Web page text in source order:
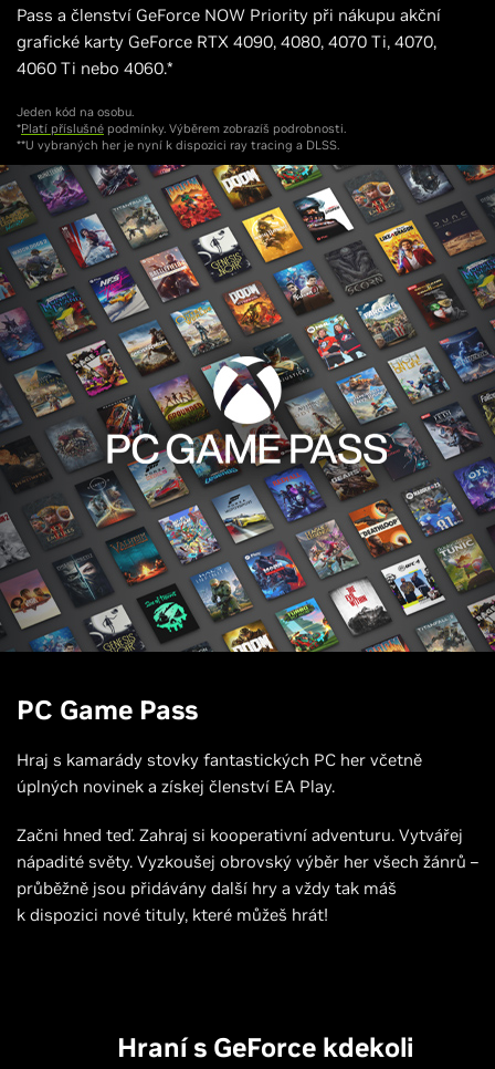
Pass a členství GeForce NOW Priority při nákupu akční
grafické karty GeForce RTX 4090, 4080, 4070 Ti, 4070,
4060 Ti nebo 4060.*
Jeden kód na osobu.
*Platí příslušné podmínky. Výběrem zobrazíš podrobnosti.
**U vybraných her je nyní k dispozici ray tracing a DLSS.
PC Game Pass
Hraj s kamarády stovky fantastických PC her včetně
úplných novinek a získej členství EA Play.
Začni hned teď. Zahraj si kooperativní adventuru. Vytvářej
nápadité světy. Vyzkoušej obrovský výběr her všech žánrů –
průběžně jsou přidávány další hry a vždy tak máš
k dispozici nové tituly, které můžeš hrát!
Hraní s GeForce kdekoli